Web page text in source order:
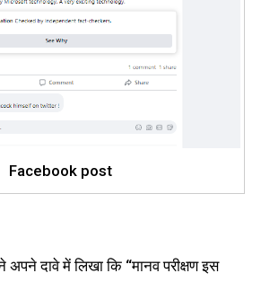
Facebook post
अपने दावे में लिखा कि “मानव परीक्षण इस